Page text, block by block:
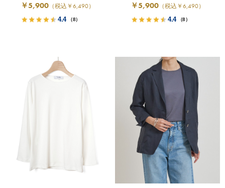
￥5,900 （税込￥6,490）
4.4 （8）
￥5,900 （税込￥6,490）
4.4 （8）